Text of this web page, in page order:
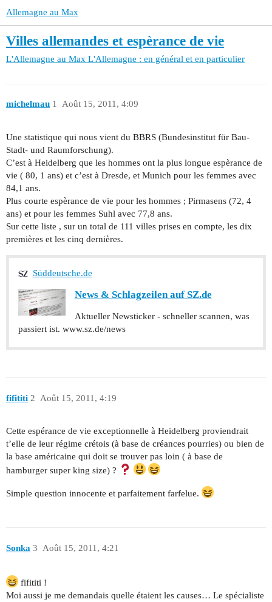
Allemagne au Max
Villes allemandes et espèrance de vie
L'Allemagne au Max L'Allemagne : en général et en particulier
michelmau Août 15, 2011, 4:09
1
Une statistique qui nous vient du BBRS (Bundesinstitut für Bau-
Stadt- und Raumforschung).
C’est à Heidelberg que les hommes ont la plus longue espèrance de
vie ( 80, 1 ans) et c’est à Dresde, et Munich pour les femmes avec
84,1 ans.
Plus courte espèrance de vie pour les hommes ; Pirmasens (72, 4
ans) et pour les femmes Suhl avec 77,8 ans.
Sur cette liste , sur un total de 111 villes prises en compte, les dix
premières et les cinq dernières.
Süddeutsche.de
News & Schlagzeilen auf SZ.de
Aktueller Newsticker - schneller scannen, was
passiert ist. www.sz.de/news
fifititi Août 15, 2011, 4:19
2
Cette espérance de vie exceptionnelle à Heidelberg proviendrait
t’elle de leur régime crétois (à base de créances pourries) ou bien de
la base américaine qui doit se trouver pas loin ( à base de
hamburger super king size) ?
Simple question innocente et parfaitement farfelue.
Sonka Août 15, 2011, 4:21
3
fifititi !
Moi aussi je me demandais quelle étaient les causes… Le spécialiste